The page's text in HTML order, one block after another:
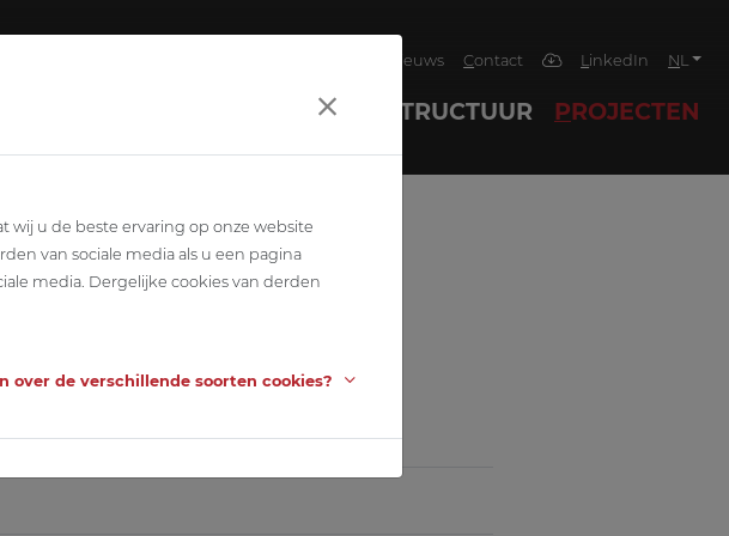
Nieuws Contact LinkedIn NL
INFRASTRUCTUUR PROJECTEN
wij u de beste ervaring op onze website
van sociale media als u een pagina
media. Dergelijke cookies van derden
over de verschillende soorten cookies?